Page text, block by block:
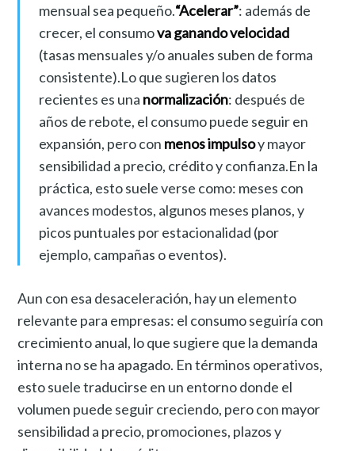
mensual sea pequeño.“Acelerar”: además de
crecer, el consumova ganando velocidad
(tasas mensuales y/o anuales suben de forma
consistente).Lo que sugieren los datos
recientes es una normalización: después de
años de rebote, el consumo puede seguir en
expansión, pero con menos impulsoy mayor
sensibilidad a precio, crédito y confianza.En la
práctica, esto suele verse como: meses con
avances modestos, algunos meses planos, y
picos puntuales por estacionalidad (por
ejemplo, campañas o eventos).
Aun con esa desaceleración, hay un elemento
relevante para empresas: el consumo seguiría con
crecimiento anual, lo que sugiere que la demanda
interna no se ha apagado. En términos operativos,
esto suele traducirse en un entorno donde el
volumen puede seguir creciendo, pero con mayor
sensibilidad a precio, promociones, plazos y